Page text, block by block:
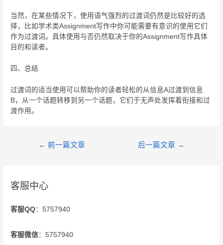
当然，在某些情况下，使用语气强烈的过渡词仍然是比较好的选
择，比如学术类Assignment写作中你可能需要有意识的使用它们
作为过渡词。具体使用与否仍然取决于你的Assignment写作具体
目的和读者。
四、总结
过渡词的适当使用可以帮助你的读者轻松的从信息A过渡到信息
B，从一个话题转移到另一个话题，它们于无声处发挥着衔接和过
渡作用。
← 前一篇文章 后一篇文章 →
客服中心
客服QQ：5757940
客服微信：5757940